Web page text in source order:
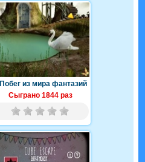
Побег из мира фантазий
Сыграно 1844 раз